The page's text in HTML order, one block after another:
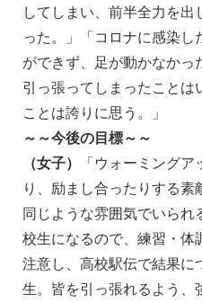
してしまい、前半全力を出
った。」「コロナに感染
ができず、足が動かなかっ
引っ張ってしまったことは
ことは誇りに思う。」
～～今後の目標～～
（女子）
「ウォーミング
り、励まし合ったりする
同じような雰囲気でいられ
校生になるので、練習・体
注意し、高校駅伝で結果
生。皆を引っ張れるよう、